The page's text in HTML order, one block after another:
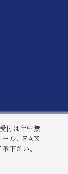
付は年中無
ール、FAX
下さい。